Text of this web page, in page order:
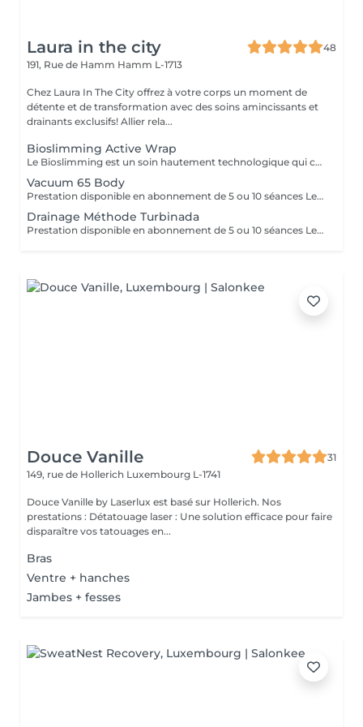
Laura in the city
48
191, Rue de Hamm Hamm L-1713
Chez Laura In The City offrez à votre corps un moment de
détente et de transformation avec des soins amincissants et
drainants exclusifs! Allier rela...
Bioslimming Active Wrap
Le Bioslimming est un soin hautement technologique qui combine des principes actifs naturels et une méthode exclusive pour cibler les zones spécifiques du corps. Grâce à une formule révolutionnaire enrichie en extraits de plantes, en algues marines et en huiles essentielles, ce soin aide à réduire la cellulite, raffermir la peau et affiner la silhouette. Résultats visible des la première séance traitement global offrant des résultats impressionnants et de multiples avantages ! Au-delà de son impact spectaculaire sur le modelage de la silhouette, réduction de la cellulite et les amas adipeux, ce soin procure une amélioration remarquable sur la texture de la peau. L'idéal est de réaliser en premier les séances de cryo sur les zones à perdre. Le soin bioslimming est la finition, il permet de « grignoter » les derniers petits centimètres. Cet enveloppement amincissant offre des bienfaits remarquables, faisant de lui un soin "tout-en-un" qui procure une expérience exceptionnelle. Les résultats sont visibles dès la première séance. La silhouette est redéfinie et la peau embellie. Parmi les nombreux bénéfices, on constate une perte moyenne de 1 à 4 cm par zone mesurée, après seulement une séance. Le processus d'amincissement et la combustion des graisses continuent de fonctionner pendant plusieurs heures qui suivent la séance.
Vacuum 65 Body
Prestation disponible en abonnement de 5 ou 10 séances Le Soin Vacuum 65 Body est un protocole minceur avancé de 45 minutes, conçu pour cibler les amas graisseux, lisser la peau et redéfinir la silhouette. Grâce à une technologie associant traitement à froid, biostimulation mécanique et mise sous vide, ce soin agit en profondeur pour des résultats visibles dès la première séance. La stimulation à froid agit comme un booster circulatoire : elle réactive les échanges cellulaires, favorise le drainage et raffermit les tissus cutanés. L'effet sous vide, combiné au modelage mécanique, stimule la lipolyse tout en favorisant le déstockage des graisses localisées. Cela permet une réduction du volume corporel significative, avec une perte moyenne observée de 6,5 cm en 45 minutes. Le soin combat efficacement la cellulite, améliore la texture de la peau et renforce son élasticité. La peau paraît plus lisse, plus ferme, plus homogène. Il agit également comme un activateur de régénération cutanée, en favorisant la production de collagène et d'élastine, pour une peau visiblement revitalisée. Ce rituel corporel est parfait pour celles et ceux en quête de résultats rapides, sans douleurs ni invasivité. Il peut s'intégrer à une cure minceur ciblée, ou être utilisé en soin ponctuel avant un événement.
Drainage Méthode Turbinada
Prestation disponible en abonnement de 5 ou 10 séances Le massage Turbinada est un traitement manuel, amincissant, performant, qui donne des résultats significatifs. Il est basé sur le principe de la thérapie chinoise (ventouse: aspiration, picots: acupressure). C'est un massage amincissant, stimulant, drainant, détoxiquant, raffermissant, tonifiant et personnalisé.
Douce Vanille
31
149, rue de Hollerich Luxembourg L-1741
Douce Vanille by Laserlux est basé sur Hollerich. Nos
prestations : Détatouage laser : Une solution efficace pour faire
disparaître vos tatouages en...
Bras
Ventre + hanches
Jambes + fesses